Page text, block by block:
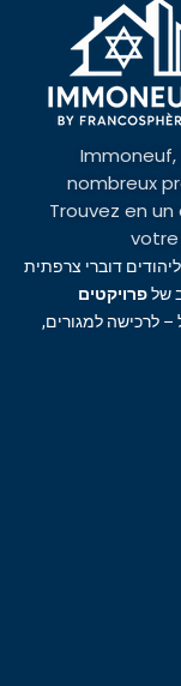
nombreux
Trouvez en
דוברי צרפתית
שלפרויקטים
– לרכישה למגורים,